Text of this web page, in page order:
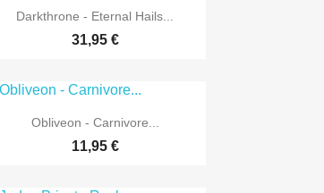
 Vorschau
Darkthrone - Eternal Hails...
31,95 €
 Vorschau
Obliveon - Carnivore...
11,95 €